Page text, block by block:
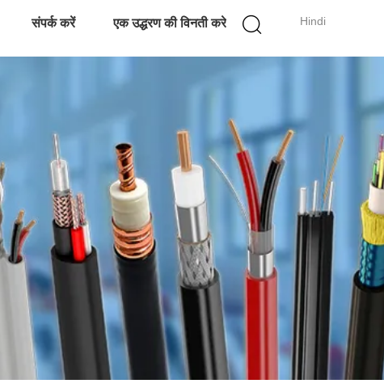
Hindi
संपर्क करें एक उद्धरण की विनती करे